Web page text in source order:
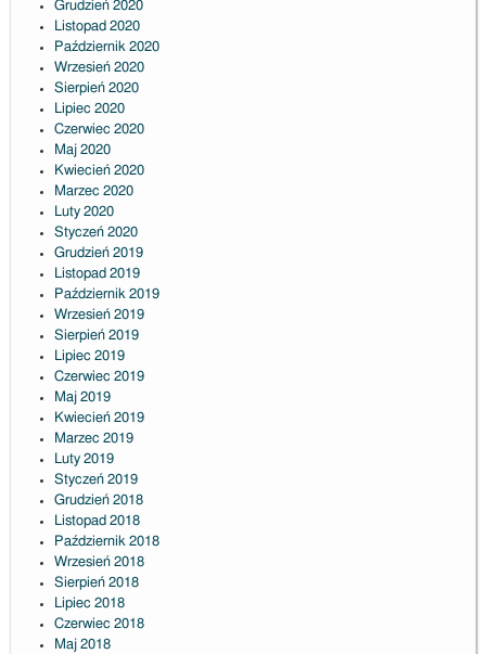
Grudzień 2020
Listopad 2020
Październik 2020
Wrzesień 2020
Sierpień 2020
Lipiec 2020
Czerwiec 2020
Maj 2020
Kwiecień 2020
Marzec 2020
Luty 2020
Styczeń 2020
Grudzień 2019
Listopad 2019
Październik 2019
Wrzesień 2019
Sierpień 2019
Lipiec 2019
Czerwiec 2019
Maj 2019
Kwiecień 2019
Marzec 2019
Luty 2019
Styczeń 2019
Grudzień 2018
Listopad 2018
Październik 2018
Wrzesień 2018
Sierpień 2018
Lipiec 2018
Czerwiec 2018
Maj 2018